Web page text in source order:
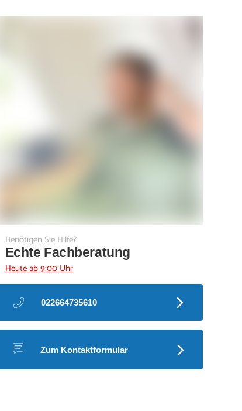
Benötigen Sie Hilfe?
Echte Fachberatung
Heute ab 9:00 Uhr
022664735610
Zum Kontaktformular